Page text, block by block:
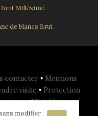
Millésimé
de blancs Brut
contacter • Mentions
visite • Protection
•Mini-blog•
• modifier